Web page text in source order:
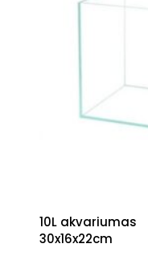
10L akvariumas
30x16x22cm